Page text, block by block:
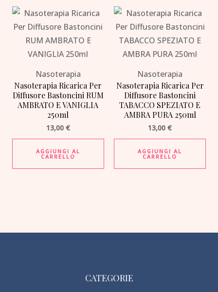
Nasoterapia
Nasoterapia Ricarica Per
Diffusore Bastoncini RUM
AMBRATO E VANIGLIA
250ml
13,00 €
AGGIUNGI AL
CARRELLO
Nasoterapia
Nasoterapia Ricarica Per
Diffusore Bastoncini
TABACCO SPEZIATO E
AMBRA PURA 250ml
13,00€
AGGIUNGI AL
CARRELLO
CATEGORIE